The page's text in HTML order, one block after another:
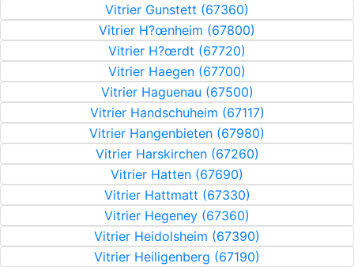
Vitrier Gunstett (67360)
Vitrier H?œnheim (67800)
Vitrier H?œrdt (67720)
Vitrier Haegen (67700)
Vitrier Haguenau (67500)
Vitrier Handschuheim (67117)
Vitrier Hangenbieten (67980)
Vitrier Harskirchen (67260)
Vitrier Hatten (67690)
Vitrier Hattmatt (67330)
Vitrier Hegeney (67360)
Vitrier Heidolsheim (67390)
Vitrier Heiligenberg (67190)